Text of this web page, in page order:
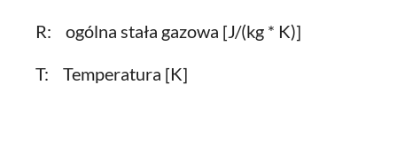
R: ogólna stała gazowa [J/(kg * K)]
T: Temperatura [K]